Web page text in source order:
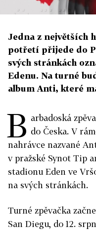
Jedna z největších
potřetí přijede do
svých stránkách
Edenu. Na turné
album Anti, které
B arbadoská
do Česka. V
nahrávce nazvané
v pražské Synot Tip
stadionu Eden ve
na svých stránkách.
Turné zpěvačka
San Diegu, do 12.